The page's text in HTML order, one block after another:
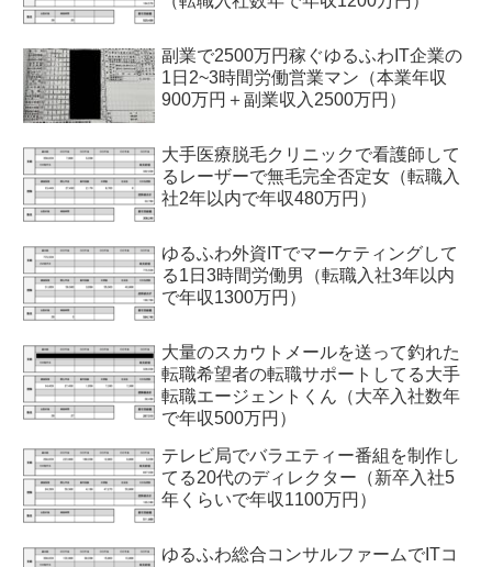
副業で2500万円稼ぐゆるふわIT企業の
1日2~3時間労働営業マン（本業年収
900万円＋副業収入2500万円）
大手医療脱毛クリニックで看護師して
るレーザーで無毛完全否定女（転職入
社2年以内で年収480万円）
ゆるふわ外資ITでマーケティングして
る1日3時間労働男（転職入社3年以内
で年収1300万円）
大量のスカウトメールを送って釣れた
転職希望者の転職サポートしてる大手
転職エージェントくん（大卒入社数年
で年収500万円）
テレビ局でバラエティー番組を制作し
てる20代のディレクター（新卒入社5
年くらいで年収1100万円）
ゆるふわ総合コンサルファームでITコ